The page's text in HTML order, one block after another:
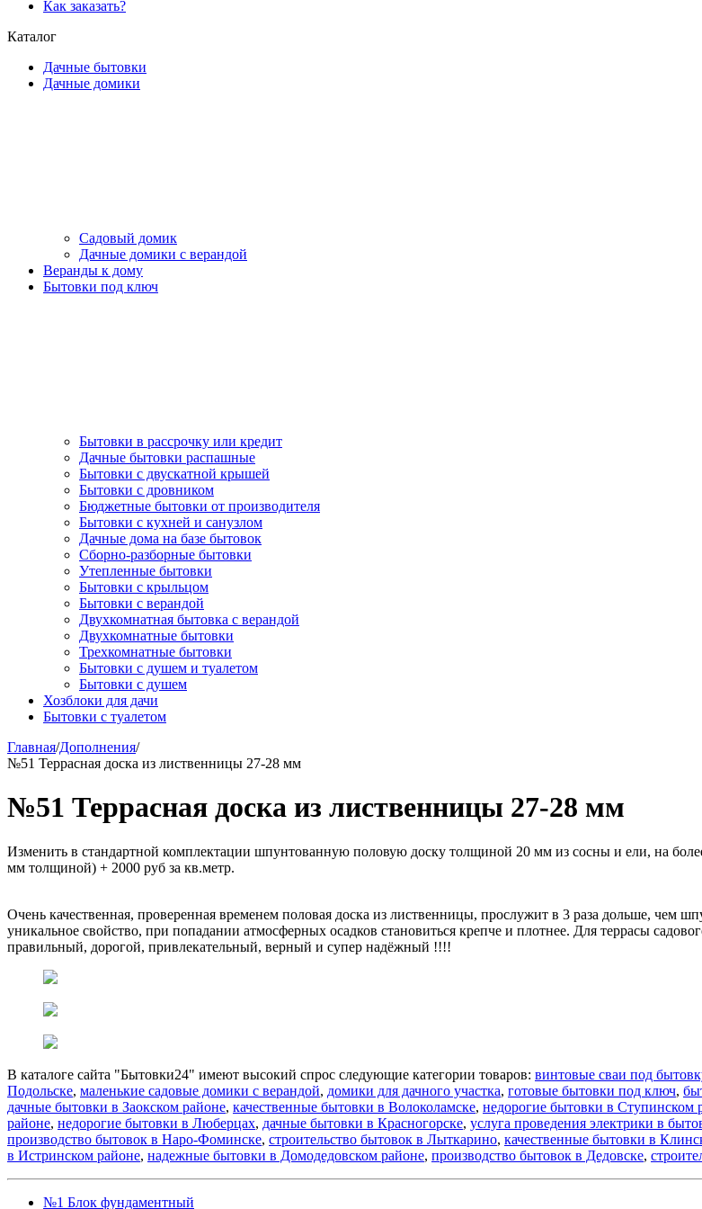
Как заказать?
Каталог
Дачные бытовки
Дачные домики
Садовый домик
Дачные домики с верандой
Веранды к дому
Бытовки под ключ
Бытовки в рассрочку или кредит
Дачные бытовки распашные
Бытовки с двускатной крышей
Бытовки с дровником
Бюджетные бытовки от производителя
Бытовки с кухней и санузлом
Дачные дома на базе бытовок
Сборно-разборные бытовки
Утепленные бытовки
Бытовки с крыльцом
Бытовки с верандой
Двухкомнатная бытовка с верандой
Двухкомнатные бытовки
Трехкомнатные бытовки
Бытовки с душем и туалетом
Бытовки с душем
Хозблоки для дачи
Бытовки с туалетом
Главная/Дополнения/
№51 Террасная доска из лиственницы 27-28 мм
№51 Террасная доска из лиственницы 27-28 мм
Изменить в стандартной комплектации шпунтованную половую доску толщиной 20 мм из сосны и ели, на
мм толщиной) + 2000 руб за кв.метр.
Очень качественная, проверенная временем половая доска из лиственницы, прослужит в 3 раза дольше, чем
уникальное свойство, при попадании атмосферных осадков становиться крепче и плотнее. Для террасы
правильный, дорогой, привлекательный, верный и супер надёжный !!!!
В каталоге сайта "Бытовки24" имеют высокий спрос следующие категории товаров: винтовые сваи под
Подольске, маленькие садовые домики с верандой, домики для дачного участка, готовые бытовки под ключ,
дачные бытовки в Заокском районе, качественные бытовки в Волоколамске, недорогие бытовки в Ступинском
районе, недорогие бытовки в Люберцах, дачные бытовки в Красногорске, услуга проведения электрики в
производство бытовок в Наро-Фоминске, строительство бытовок в Лыткарино, качественные бытовки в
в Истринском районе, надежные бытовки в Домодедовском районе, производство бытовок в Дедовске,
№1 Блок фундаментный